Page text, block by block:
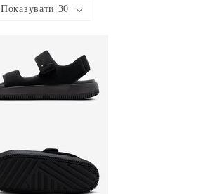
Показувати 30